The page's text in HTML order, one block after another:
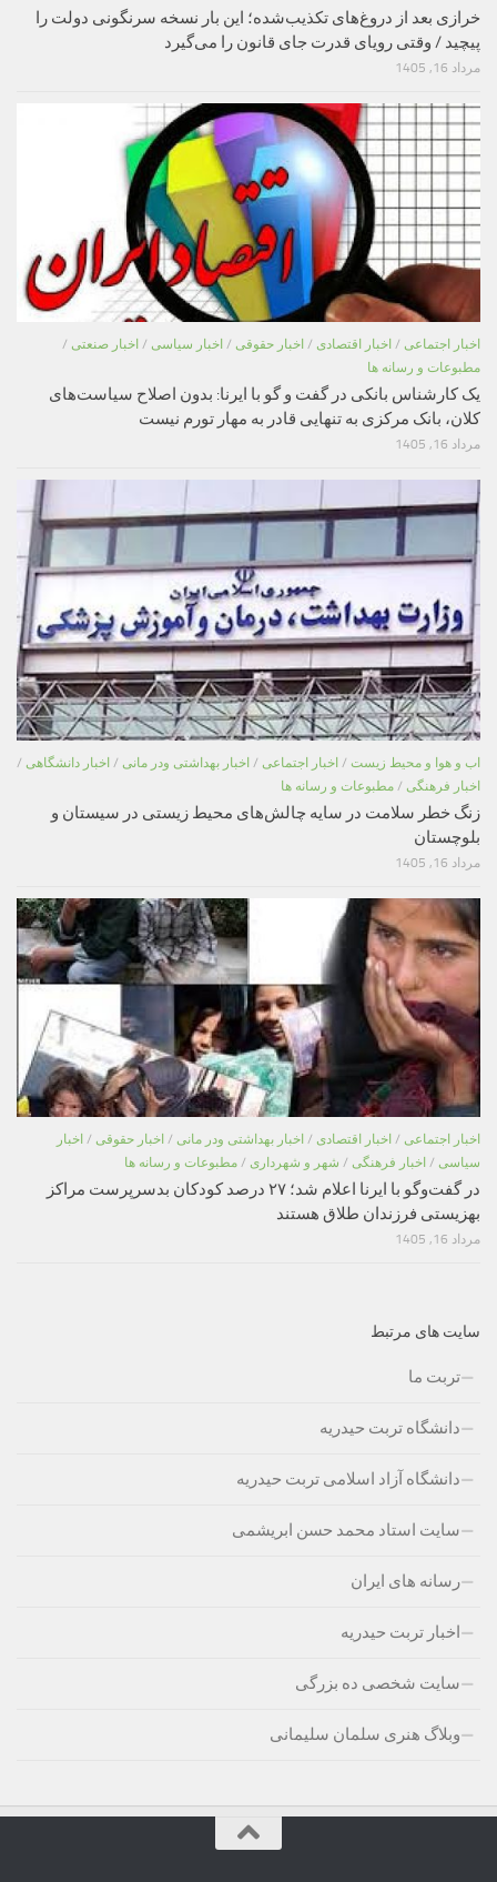
خرازی بعد از دروغ‌های تکذیب‌شده؛ این بار نسخه سرنگونی دولت را
پیچید / وقتی رویای قدرت جای قانون را می‌گیرد
مرداد 16, 1405
اخبار اجتماعی / اخبار اقتصادی / اخبار حقوقی / اخبار سیاسی / اخبار صنعتی /
مطبوعات و رسانه ها
یک کارشناس بانکی در گفت و گو با ایرنا: بدون اصلاح سیاست‌های
کلان، بانک مرکزی به تنهایی قادر به مهار تورم نیست
مرداد 16, 1405
اب و هوا و محیط زیست / اخبار اجتماعی / اخبار بهداشتی ودر مانی / اخبار دانشگاهی /
اخبار فرهنگی / مطبوعات و رسانه ها
زنگ خطر سلامت در سایه چالش‌های محیط زیستی در سیستان و
بلوچستان
مرداد 16, 1405
اخبار اجتماعی / اخبار اقتصادی / اخبار بهداشتی ودر مانی / اخبار حقوقی / اخبار
سیاسی / اخبار فرهنگی / شهر و شهرداری / مطبوعات و رسانه ها
در گفت‌وگو با ایرنا اعلام شد؛ ۲۷ درصد کودکان بدسرپرست مراکز
بهزیستی فرزندان طلاق هستند
مرداد 16, 1405
سایت های مرتبط
تربت ما
دانشگاه تربت حیدریه
دانشگاه آزاد اسلامی تربت حیدریه
سایت استاد محمد حسن ابریشمی
رسانه های ایران
اخبار تربت حیدریه
سایت شخصی ده بزرگی
وبلاگ هنری سلمان سلیمانی